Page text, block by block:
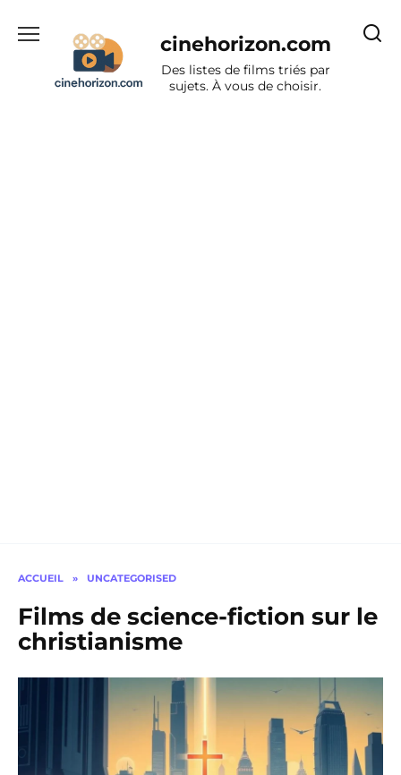
cinehorizon.com
Des listes de films triés par
sujets. À vous de choisir.
ACCUEIL » UNCATEGORISED
Films de science-fiction sur le
christianisme